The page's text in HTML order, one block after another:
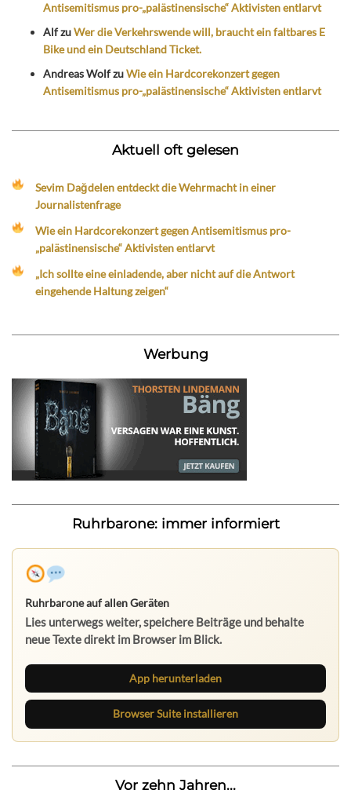
Antisemitismus pro-„palästinensische“ Aktivisten entlarvt
AlfzuWer die Verkehrswende will, braucht ein faltbares E
Bike und ein Deutschland Ticket.
Andreas WolfzuWie ein Hardcorekonzert gegen
Antisemitismus pro-„palästinensische“ Aktivisten entlarvt
Aktuell oft gelesen
Sevim Dağdelen entdeckt die Wehrmacht in einer
Journalistenfrage
Wie ein Hardcorekonzert gegen Antisemitismus pro-
„palästinensische“ Aktivisten entlarvt
„Ich sollte eine einladende, aber nicht auf die Antwort
eingehende Haltung zeigen“
Werbung
Ruhrbarone: immer informiert
Ruhrbarone auf allen Geräten
Lies unterwegs weiter, speichere Beiträge und behalte
neue Texte direkt im Browser im Blick.
App herunterladen
Browser Suite installieren
Vor zehn Jahren...